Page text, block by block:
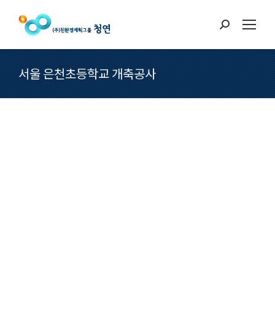
Search:
서울 은천초등학교 개축공사